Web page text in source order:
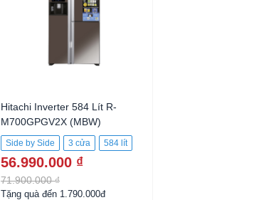
Hitachi Inverter 584 Lít R-
M700GPGV2X (MBW)
Side by Side 3 cửa 584 lít
56.990.000 ₫
71.900.000 ₫
Tặng quà đến 1.790.000đ